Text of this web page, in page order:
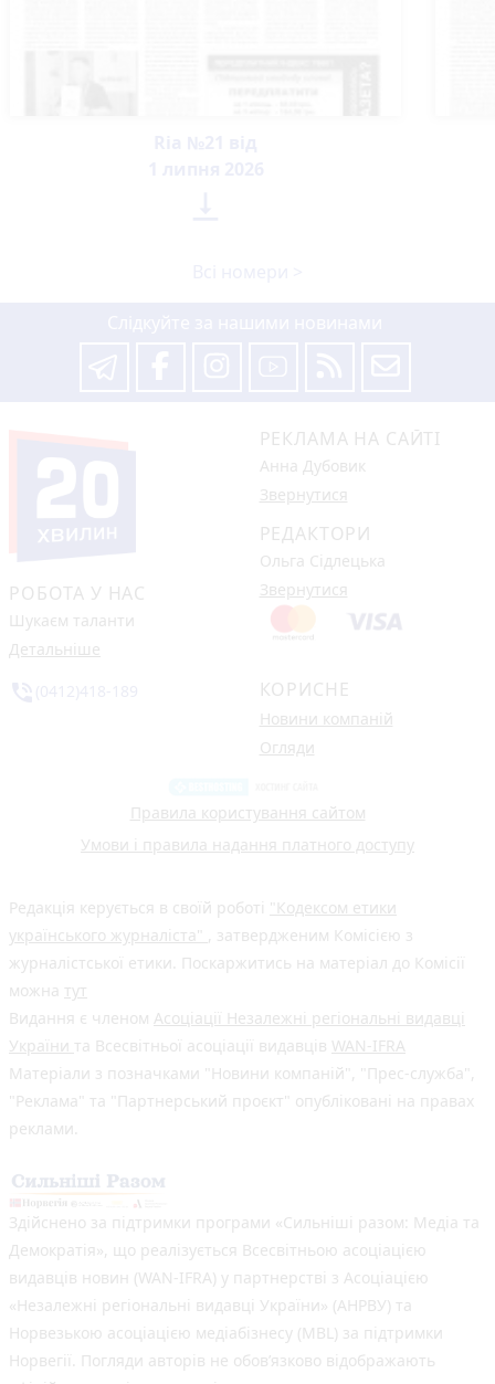
РОБОТА У НАС
Шукаєм таланти
Детальніше
РЕКЛАМА НА САЙТІ
Анна Дубовик
Звернутися
РЕДАКТОРИ
Ольга Сідлецька
Звернутися
КОРИСНЕ
Новини компаній
Огляди
Правила користування сайтом
Умови і правила надання платного доступу
Редакція керується в своїй роботі "Кодексом етики
українського журналіста"
, затвердженим Комісією з
журналістської етики. Поскаржитись на матеріал до Комісії
можна тут
Видання є членом Асоціації Незалежні регіональні видавці
України та Всесвітньої асоціації видавців WAN-IFRA
Матеріали з позначками "Новини компаній", "Прес-служба",
"Реклама" та "Партнерський проєкт" опубліковані на правах
реклами.
Здійснено за підтримки програми «Сильніші разом: Медіа та
Демократія», що реалізується Всесвітньою асоціацією
видавців новин (WAN-IFRA) у партнерстві з Асоціацією
«Незалежні регіональні видавці України» (АНРВУ) та
Норвезькою асоціацією медіабізнесу (MBL) за підтримки
Норвегії. Погляди авторів не обов’язково відображають